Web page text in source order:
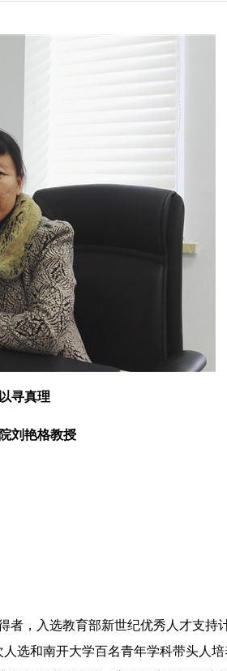
寻真理
刘艳格教授
，入选教育部新世纪优秀人才支持
选和南开大学百名青年学科带头人